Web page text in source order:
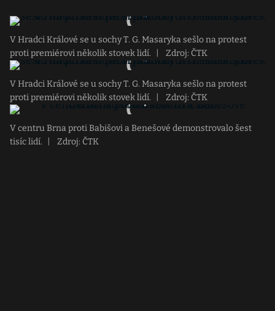
V Hradci Králové se u sochy T. G. Masaryka sešlo na protest
proti premiérovi několik stovek lidí.
Zdroj: ČTK
V Hradci Králové se u sochy T. G. Masaryka sešlo na protest
proti premiérovi několik stovek lidí.
Zdroj: ČTK
V centru Brna proti Babišovi a Benešové demonstrovalo šest
tisíc lidí.
Zdroj: ČTK